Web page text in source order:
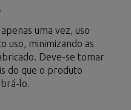
uma vez, uso
uso, minimizando as
Deve-se tomar
do que o produto
lo.